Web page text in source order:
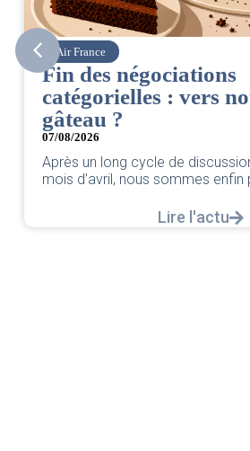
Air France
Fin des négociations
catégorielles : vers
gâteau ?
07/08/2026
Après un long cycle de
mois d’avril, nous sommes enfin
Lire l'actu